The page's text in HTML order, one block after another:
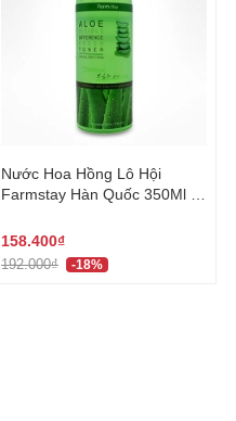
Nước Hoa Hồng Lô Hội
Farmstay Hàn Quốc 350Ml 아
158.400₫
192.000₫ -18%